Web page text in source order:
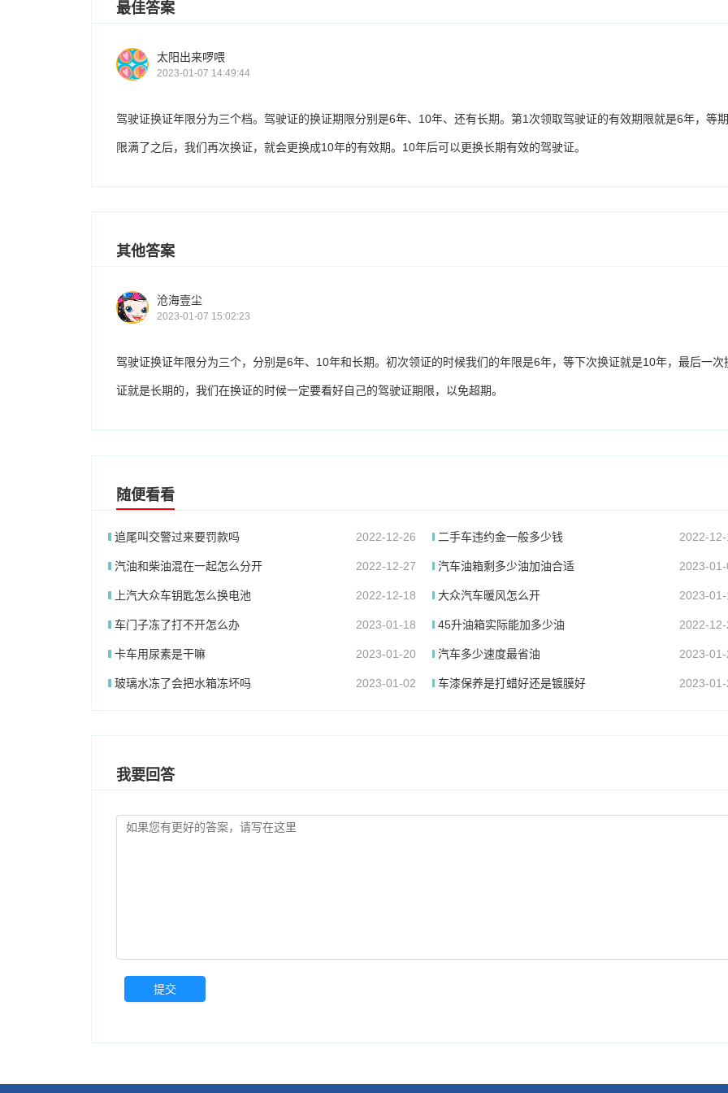
最佳答案
太阳出来啰喂
2023-01-07 14:49:44
驾驶证换证年限分为三个档。驾驶证的换证期限分别是6年、10年、还有长期。第1次领取驾驶证的有效期限就是6年，等期
限满了之后，我们再次换证，就会更换成10年的有效期。10年后可以更换长期有效的驾驶证。
其他答案
沧海壹尘
2023-01-07 15:02:23
驾驶证换证年限分为三个，分别是6年、10年和长期。初次领证的时候我们的年限是6年，等下次换证就是10年，最后一次
证就是长期的，我们在换证的时候一定要看好自己的驾驶证期限，以免超期。
随便看看
追尾叫交警过来要罚款吗 2022-12-26 二手车违约金一般多少钱 2022-
汽油和柴油混在一起怎么分开 2022-12-27 汽车油箱剩多少油加油合适 2023-
上汽大众车钥匙怎么换电池 2022-12-18 大众汽车暖风怎么开 2023-
车门子冻了打不开怎么办 2023-01-18 45升油箱实际能加多少油 2022-
卡车用尿素是干嘛 2023-01-20 汽车多少速度最省油 2023-
玻璃水冻了会把水箱冻坏吗 2023-01-02 车漆保养是打蜡好还是镀膜好 2023-
我要回答
提交